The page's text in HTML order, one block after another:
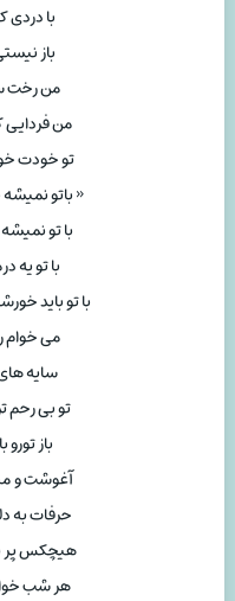
با
باز
من رخت
من
تو خودت
« باتو
با تو
با تو یه
با تو باید
می خوام
سایه
تو بی رحم
باز
آغوشت و
حرفات به
هیچکس پر
هر شب